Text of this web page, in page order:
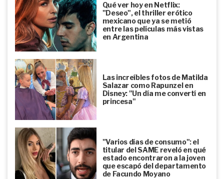
Qué ver hoy en Netflix:
"Deseo", el thriller erótico
mexicano que ya se metió
entre las películas más vistas
en Argentina
Las increíbles fotos de Matilda
Salazar como Rapunzel en
Disney: "Un día me convertí en
princesa"
"Varios días de consumo": el
titular del SAME reveló en qué
estado encontraron a la joven
que escapó del departamento
de Facundo Moyano